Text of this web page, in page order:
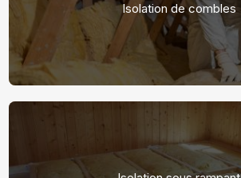
Isolation de combles